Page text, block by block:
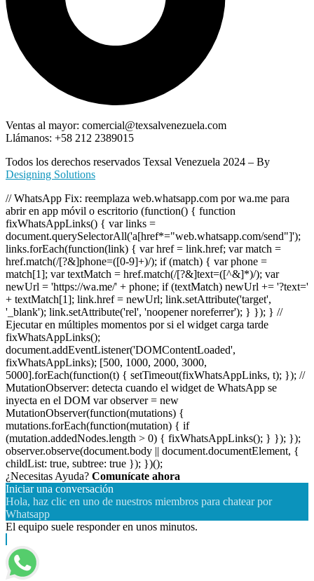
Ventas al mayor: comercial@texsalvenezuela.com
Llámanos: +58 212 2389015
Todos los derechos reservados Texsal Venezuela 2024 – By
Designing Solutions
// WhatsApp Fix: reemplaza web.whatsapp.com por wa.me para
abrir en app móvil o escritorio (function() { function
fixWhatsAppLinks() { var links =
document.querySelectorAll('a[href*="web.whatsapp.com/send"]');
links.forEach(function(link) { var href = link.href; var match =
href.match(/[?&]phone=([0-9]+)/); if (match) { var phone =
match[1]; var textMatch = href.match(/[?&]text=([^&]*)/); var
newUrl = 'https://wa.me/' + phone; if (textMatch) newUrl += '?text='
+ textMatch[1]; link.href = newUrl; link.setAttribute('target',
'_blank'); link.setAttribute('rel', 'noopener noreferrer'); } }); } //
Ejecutar en múltiples momentos por si el widget carga tarde
fixWhatsAppLinks();
document.addEventListener('DOMContentLoaded',
fixWhatsAppLinks); [500, 1000, 2000, 3000,
5000].forEach(function(t) { setTimeout(fixWhatsAppLinks, t); }); //
MutationObserver: detecta cuando el widget de WhatsApp se
inyecta en el DOM var observer = new
MutationObserver(function(mutations) {
mutations.forEach(function(mutation) { if
(mutation.addedNodes.length > 0) { fixWhatsAppLinks(); } }); });
observer.observe(document.body || document.documentElement, {
childList: true, subtree: true }); })();
¿Necesitas Ayuda? Comunícate ahora
Iniciar una conversación
Hola, haz clic en uno de nuestros miembros para chatear por
Whatsapp
El equipo suele responder en unos minutos.